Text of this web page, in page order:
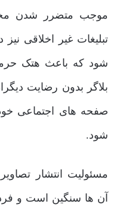
موجب متضرر شدن
تبلیغات غیر اخلاقی
‌شود که باعث هتک
بلاگر بدون رضایت
صفحه ‌های اجتماعی
شود.
مسئولیت انتشار
آن ها سنگین است و